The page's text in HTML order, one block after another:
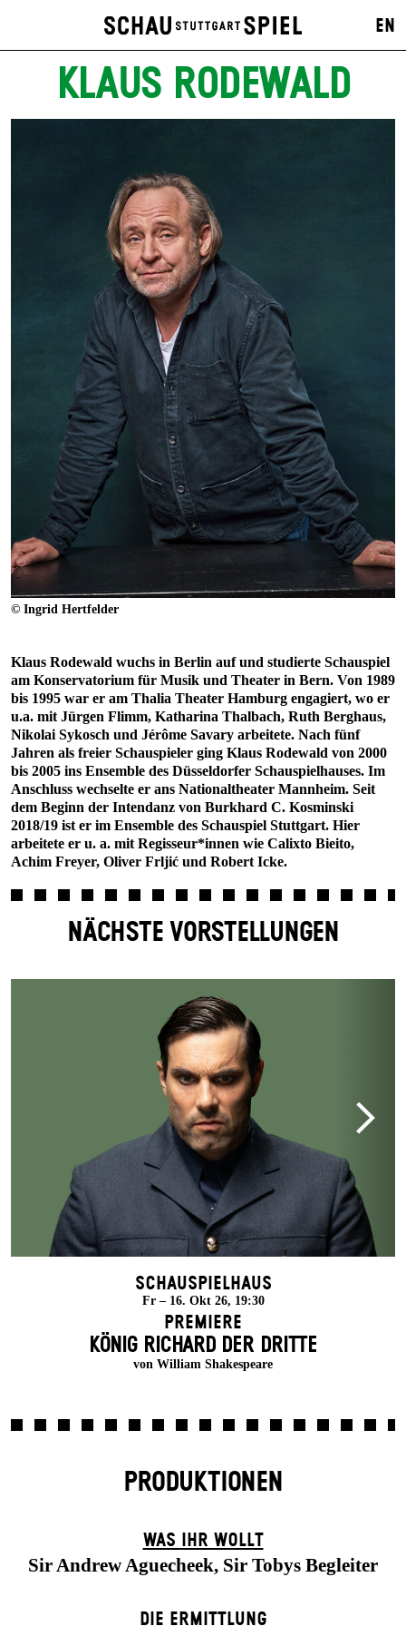
EN
KLAUS RODEWALD
© Ingrid Hertfelder
Klaus Rodewald wuchs in Berlin auf und studierte Schauspiel
am Konservatorium für Musik und Theater in Bern. Von 1989
bis 1995 war er am Thalia Theater Hamburg engagiert, wo er
u.a. mit Jürgen Flimm, Katharina Thalbach, Ruth Berghaus,
Nikolai Sykosch und Jérôme Savary arbeitete. Nach fünf
Jahren als freier Schauspieler ging Klaus Rodewald von 2000
bis 2005 ins Ensemble des Düsseldorfer Schauspielhauses. Im
Anschluss wechselte er ans Nationaltheater Mannheim. Seit
dem Beginn der Intendanz von Burkhard C. Kosminski
2018/19 ist er im Ensemble des Schauspiel Stuttgart. Hier
arbeitete er u. a. mit Regisseur*innen wie Calixto Bieito,
Achim Freyer, Oliver Frljić und Robert Icke.
NÄCHSTE VORSTELLUNGEN
Schauspielhaus
Fr – 16. Okt 26, 19:30
Premiere
KÖNIG RICHARD DER DRITTE
von William Shakespeare
PRODUKTIONEN
WAS IHR WOLLT
Sir Andrew Aguecheek, Sir Tobys Begleiter
DIE ERMITTLUNG